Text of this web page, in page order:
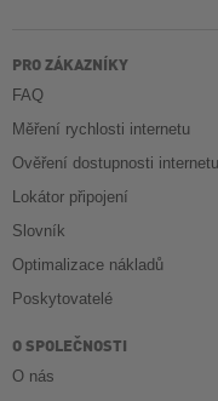
PRO ZÁKAZNÍKY
FAQ
Měření rychlosti internetu
Ověření dostupnosti internetu
Lokátor připojení
Slovník
Optimalizace nákladů
Poskytovatelé
O SPOLEČNOSTI
O nás